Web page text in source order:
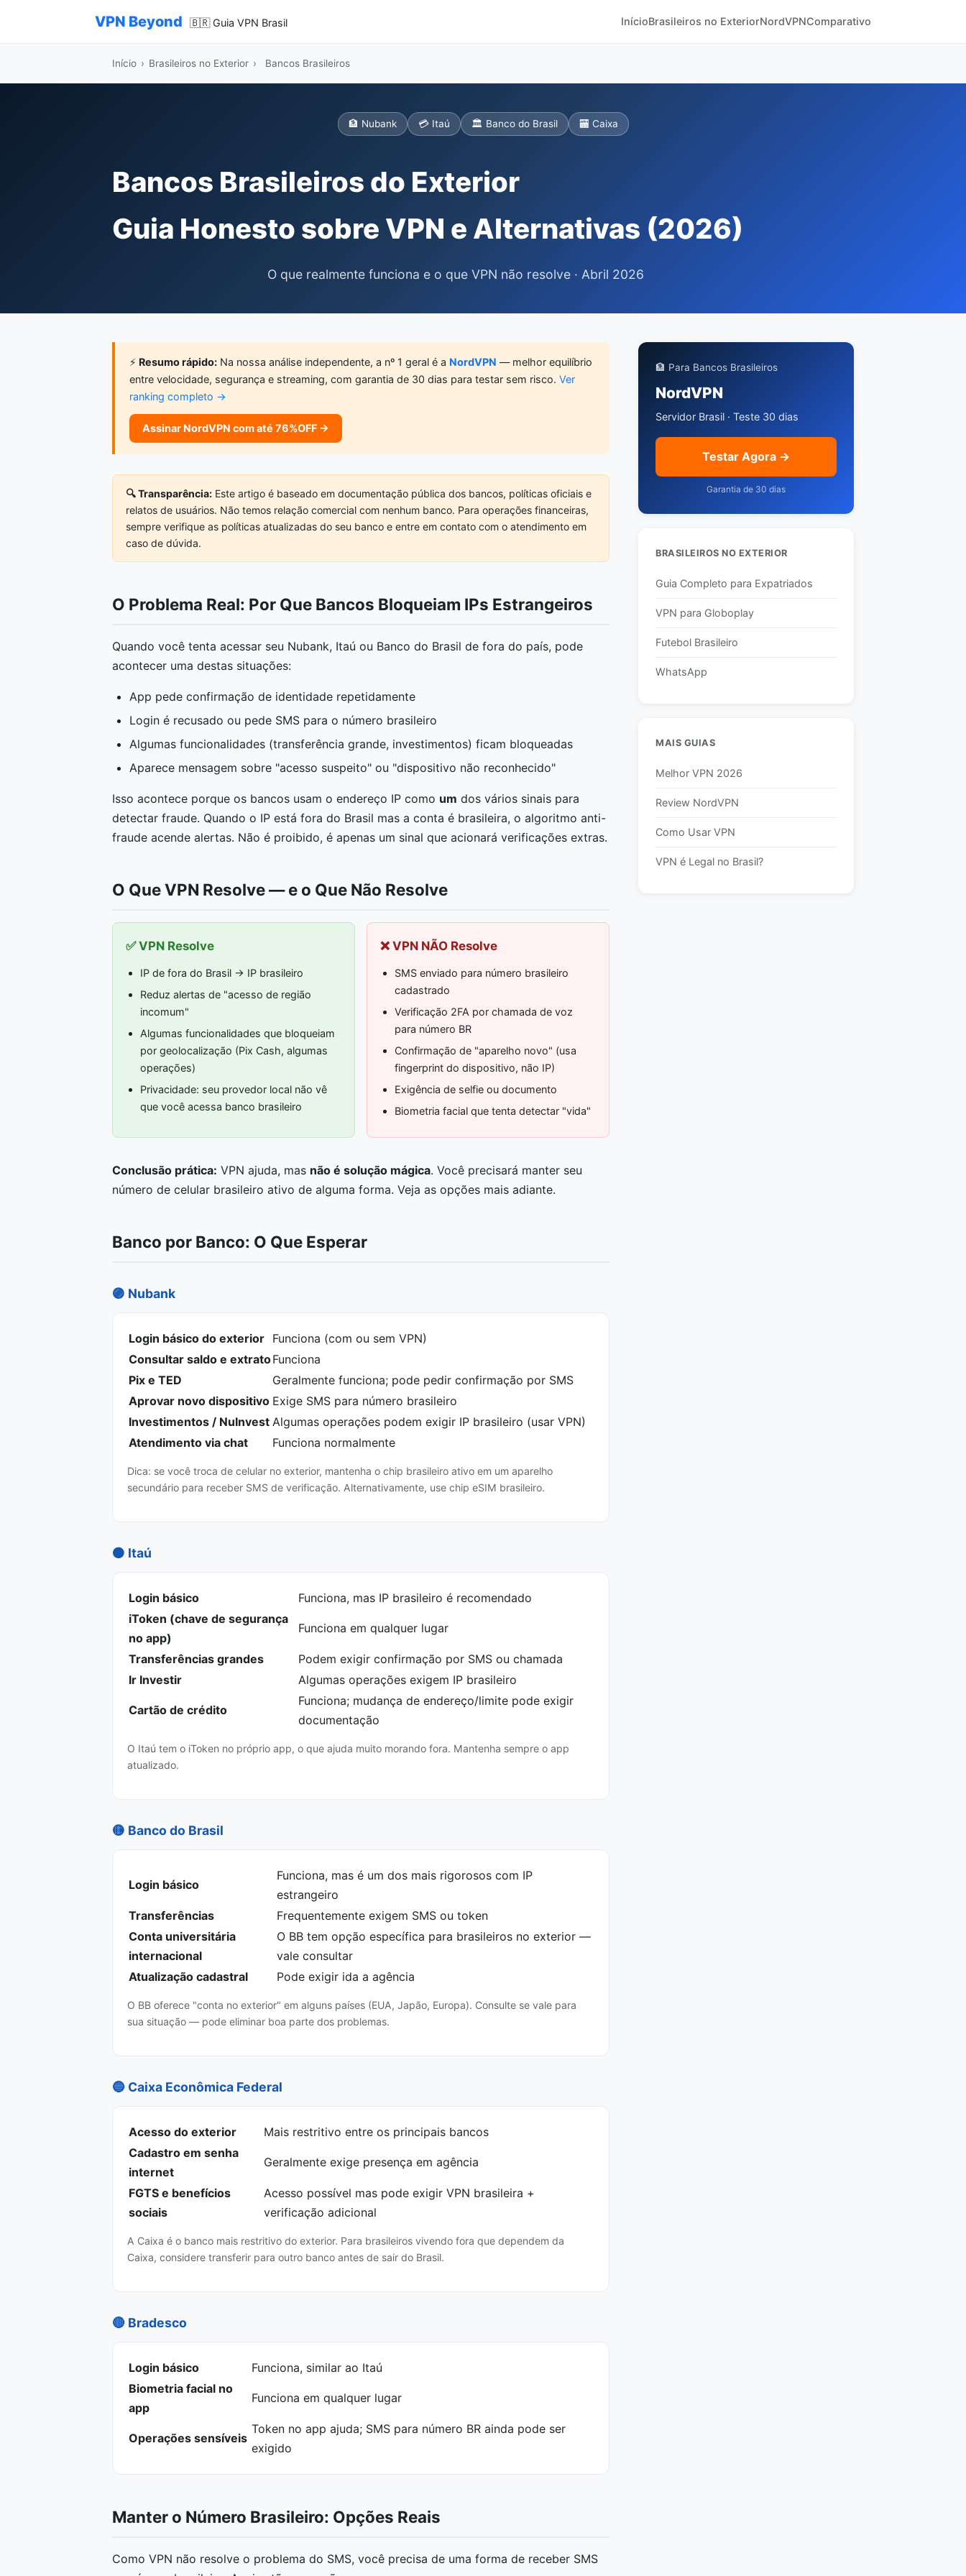
VPN Beyond 🇧🇷 Guia VPN Brasil InícioBrasileiros no ExteriorNordVPNComparativo
Início › Brasileiros no Exterior › Bancos Brasileiros
🏦 Nubank 💳 Itaú 🏛️ Banco do Brasil 🏧 Caixa
Bancos Brasileiros do Exterior
Guia Honesto sobre VPN e Alternativas (2026)
O que realmente funciona e o que VPN não resolve · Abril 2026
⚡ Resumo rápido: Na nossa análise independente, a nº 1 geral é a NordVPN — melhor equilíbrio
entre velocidade, segurança e streaming, com garantia de 30 dias para testar sem risco. Ver
ranking completo →
Assinar NordVPN com até 76%OFF →
🔍 Transparência: Este artigo é baseado em documentação pública dos bancos, políticas oficiais e
relatos de usuários. Não temos relação comercial com nenhum banco. Para operações financeiras,
sempre verifique as políticas atualizadas do seu banco e entre em contato com o atendimento em
caso de dúvida.
O Problema Real: Por Que Bancos Bloqueiam IPs Estrangeiros
Quando você tenta acessar seu Nubank, Itaú ou Banco do Brasil de fora do país, pode
acontecer uma destas situações:
App pede confirmação de identidade repetidamente
Login é recusado ou pede SMS para o número brasileiro
Algumas funcionalidades (transferência grande, investimentos) ficam bloqueadas
Aparece mensagem sobre "acesso suspeito" ou "dispositivo não reconhecido"
Isso acontece porque os bancos usam o endereço IP como um dos vários sinais para
detectar fraude. Quando o IP está fora do Brasil mas a conta é brasileira, o algoritmo anti-
fraude acende alertas. Não é proibido, é apenas um sinal que acionará verificações extras.
O Que VPN Resolve — e o Que Não Resolve
✅ VPN Resolve
IP de fora do Brasil → IP brasileiro
Reduz alertas de "acesso de região
incomum"
Algumas funcionalidades que bloqueiam
por geolocalização (Pix Cash, algumas
operações)
Privacidade: seu provedor local não vê
que você acessa banco brasileiro
❌ VPN NÃO Resolve
SMS enviado para número brasileiro
cadastrado
Verificação 2FA por chamada de voz
para número BR
Confirmação de "aparelho novo" (usa
fingerprint do dispositivo, não IP)
Exigência de selfie ou documento
Biometria facial que tenta detectar "vida"
Conclusão prática: VPN ajuda, mas não é solução mágica. Você precisará manter seu
número de celular brasileiro ativo de alguma forma. Veja as opções mais adiante.
Banco por Banco: O Que Esperar
🟣 Nubank
Login básico do exterior Funciona (com ou sem VPN)
Consultar saldo e extratoFunciona
Pix e TED
Geralmente funciona; pode pedir confirmação por SMS
Aprovar novo dispositivo Exige SMS para número brasileiro
Investimentos / NuInvest Algumas operações podem exigir IP brasileiro (usar VPN)
Atendimento via chat
Funciona normalmente
Dica: se você troca de celular no exterior, mantenha o chip brasileiro ativo em um aparelho
secundário para receber SMS de verificação. Alternativamente, use chip eSIM brasileiro.
🟠 Itaú
Login básico
Funciona, mas IP brasileiro é recomendado
iToken (chave de segurança
no app)
Funciona em qualquer lugar
Transferências grandes
Podem exigir confirmação por SMS ou chamada
Ir Investir
Algumas operações exigem IP brasileiro
Cartão de crédito
Funciona; mudança de endereço/limite pode exigir
documentação
O Itaú tem o iToken no próprio app, o que ajuda muito morando fora. Mantenha sempre o app
atualizado.
🟡 Banco do Brasil
Login básico
Funciona, mas é um dos mais rigorosos com IP
estrangeiro
Transferências
Frequentemente exigem SMS ou token
Conta universitária
internacional
O BB tem opção específica para brasileiros no exterior —
vale consultar
Atualização cadastral
Pode exigir ida a agência
O BB oferece "conta no exterior" em alguns países (EUA, Japão, Europa). Consulte se vale para
sua situação — pode eliminar boa parte dos problemas.
🔵 Caixa Econômica Federal
Acesso do exterior
Mais restritivo entre os principais bancos
Cadastro em senha
internet
Geralmente exige presença em agência
FGTS e benefícios
sociais
Acesso possível mas pode exigir VPN brasileira +
verificação adicional
A Caixa é o banco mais restritivo do exterior. Para brasileiros vivendo fora que dependem da
Caixa, considere transferir para outro banco antes de sair do Brasil.
🔴 Bradesco
Login básico
Funciona, similar ao Itaú
Biometria facial no
app
Funciona em qualquer lugar
Operações sensíveis
Token no app ajuda; SMS para número BR ainda pode ser
exigido
Manter o Número Brasileiro: Opções Reais
Como VPN não resolve o problema do SMS, você precisa de uma forma de receber SMS
🏦 Para Bancos Brasileiros
NordVPN
Servidor Brasil · Teste 30 dias
Testar Agora →
Garantia de 30 dias
BRASILEIROS NO EXTERIOR
Guia Completo para Expatriados
VPN para Globoplay
Futebol Brasileiro
WhatsApp
MAIS GUIAS
Melhor VPN 2026
Review NordVPN
Como Usar VPN
VPN é Legal no Brasil?